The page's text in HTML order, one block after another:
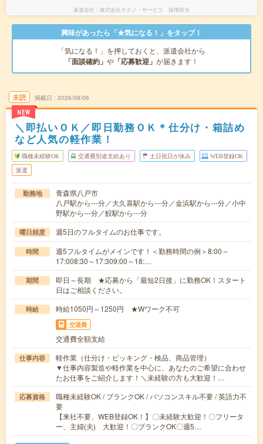
派遣会社 株式会社テクノ・サービス 採用担当
興味があったら「★気になる！」をタップ！
「気になる！」を押しておくと、派遣会社から
「面談確約」 や 「応募歓迎」 が届きます！
未読
NEW
掲載日 2026/08/06
＼即払いＯＫ／即日勤務ＯＫ＊仕分け・箱詰め
など人気の軽作業！
職種未経験OK 交通費別途支給あり 土日祝日が休み WEB登録OK
派遣
勤務地
青森県八戸市
八戸駅から---分／大久喜駅から---分／金浜駅から---分／小中
野駅から---分／鮫駅から---分
曜日頻度 週5日のフルタイムのお仕事です。
時間
週5フルタイムがメインです！＜勤務時間の例＞8:00～
17:008:30～17:309:00～18:…
期間
即日～長期 ★応募から「最短2日後」に勤務OK！スタート
日はご相談ください。
時給 時給1050円～1250円 ★Wワーク不可
交通費
交通費全額支給
仕事内容
軽作業（仕分け・ピッキング・検品、商品管理）
▼仕事内容製造や軽作業を中心に、あなたのご希望に合わせ
たお仕事をご紹介します！＼未経験の方も大歓迎！…
応募資格
職種未経験OK / ブランクOK / パソコンスキル不要 / 英語力不
要
【来社不要、WEB登録OK！】〇未経験大歓迎！〇フリータ
ー、主婦(夫) 大歓迎！〇ブランクOK〇週5…